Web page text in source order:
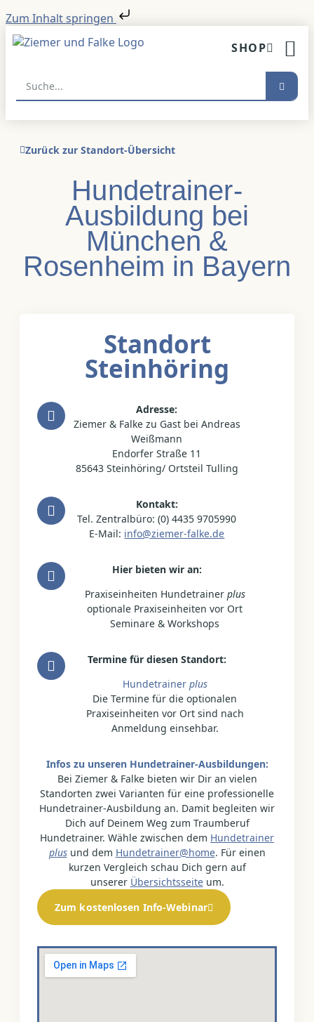
Zum Inhalt springen
SHOP
Zurück zur Standort-Übersicht
Hundetrainer-
Ausbildung bei
München &
Rosenheim in Bayern
Standort
Steinhöring
Adresse:
Ziemer & Falke zu Gast bei Andreas
Weißmann
Endorfer Straße 11
85643 Steinhöring/ Ortsteil Tulling
Kontakt:
Tel. Zentralbüro: (0) 4435 9705990
E-Mail: info@ziemer-falke.de
Hier bieten wir an:
Praxiseinheiten Hundetrainer plus
optionale Praxiseinheiten vor Ort
Seminare & Workshops
Termine für diesen Standort:
Hundetrainer plus
Die Termine für die optionalen
Praxiseinheiten vor Ort sind nach
Anmeldung einsehbar.
Infos zu unseren Hundetrainer-Ausbildungen:
Bei Ziemer & Falke bieten wir Dir an vielen
Standorten zwei Varianten für eine professionelle
Hundetrainer-Ausbildung an. Damit begleiten wir
Dich auf Deinem Weg zum Traumberuf
Hundetrainer. Wähle zwischen dem Hundetrainer
plusund dem Hundetrainer@home. Für einen
kurzen Vergleich schau Dich gern auf
unserer Übersichtsseiteum.
Zum kostenlosen Info-Webinar